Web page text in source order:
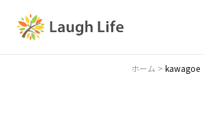
ホーム > kawagoe